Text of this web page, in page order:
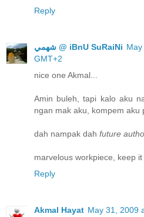
Reply
ﺷﻬﻤﻲ @ iBnU SuRaiNi
GMT+2
nice one Akmal...
Amin buleh, tapi kalo aku
ngan mak aku, kompem aku
dah nampak dah future
marvelous workpiece, keep it
Reply
Akmal Hayat May 31, 2009